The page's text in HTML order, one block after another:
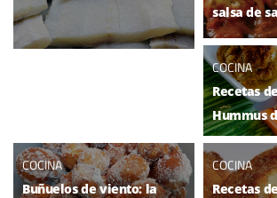
salsa de
COCINA
Recetas
Hummus
COCINA
Buñuelos de viento: la
COCINA
Recetas